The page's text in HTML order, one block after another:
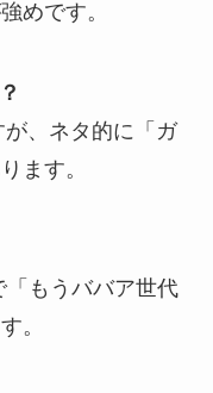
めです。
、ネタ的に「ガ
ます。
もうババア世代
。